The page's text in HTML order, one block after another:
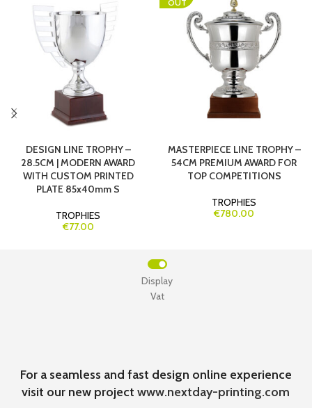
DESIGN LINE TROPHY –
28.5CM | MODERN AWARD
WITH CUSTOM PRINTED
PLATE 85x40mm S
TROPHIES
€77.00
OUT
MASTERPIECE LINE TROPHY –
54CM PREMIUM AWARD FOR
TOP COMPETITIONS
TROPHIES
€780.00
Vat
Display
For a seamless and fast design online experience
visit our new projectwww.nextday-printing.com